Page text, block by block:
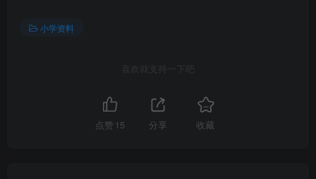
小学资料
喜欢就支持一下吧
点赞 15 分享 收藏